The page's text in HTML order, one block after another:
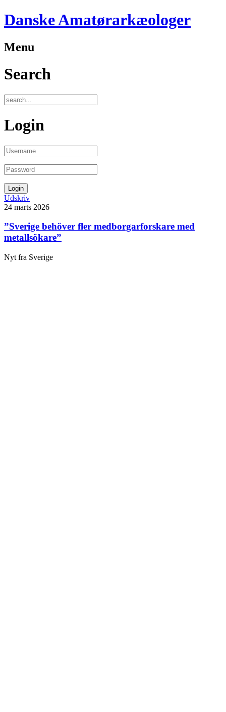
Danske Amatørarkæologer
Menu
Search
Login
Udskriv
24 marts 2026
”Sverige behöver fler medborgarforskare med
metallsökare”
Nyt fra Sverige